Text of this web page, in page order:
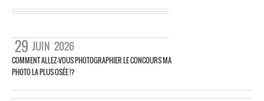
29 JUIN 2026
COMMENT ALLEZ-VOUS PHOTOGRAPHIER LE CONCOURS MA
PHOTO LA PLUS OSÉE !?